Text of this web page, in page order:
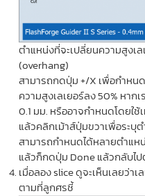
ตำแหน่งที่จะเปลี่ยนความสูงเ
(overhang)
สามารถกดปุ่ม +/X เพื่อกำหน
ความสูงเลเยอร์ลง 50% หาก
0.1 มม. หรืออาจกำหนดโดยใ
แล้วคลิกเม้าส์ปุ่มขวาเพื่อระบุ
สามารถกำหนดได้หลายตำแห
แล้วก็กดปุ่ม Done แล้วกลับไ
เมื่อลอง slice ดูจะเห็นเลยว่า
ตามที่ลูกศรชี้